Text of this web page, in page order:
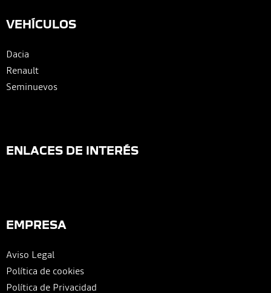
VEHÍCULOS
Dacia
Renault
Seminuevos
ENLACES DE INTERÉS
EMPRESA
Aviso Legal
Política de cookies
Política de Privacidad